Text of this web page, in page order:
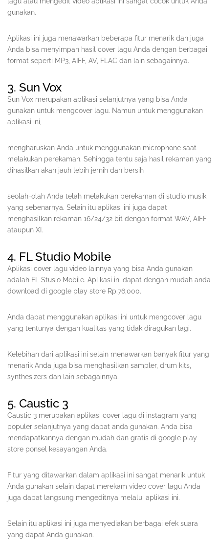
gunakan.
Aplikasi ini juga menawarkan beberapa fitur menarik dan juga
Anda bisa menyimpan hasil cover lagu Anda dengan berbagai
format seperti MP3, AIFF, AV, FLAC dan lain sebagainnya.
3. Sun Vox
Sun Vox merupakan aplikasi selanjutnya yang bisa Anda
gunakan untuk mengcover lagu. Namun untuk menggunakan
aplikasi ini,
mengharuskan Anda untuk menggunakan microphone saat
melakukan perekaman. Sehingga tentu saja hasil rekaman yang
dihasilkan akan jauh lebih jernih dan bersih
seolah-olah Anda telah melakukan perekaman di studio musik
yang sebenarnya. Selain itu aplikasi ini juga dapat
menghasilkan rekaman 16/24/32 bit dengan format WAV, AIFF
ataupun XI.
4. FL Studio Mobile
Aplikasi cover lagu video lainnya yang bisa Anda gunakan
adalah FL Stusio Mobile. Aplikasi ini dapat dengan mudah anda
download di google play store Rp.76,000.
Anda dapat menggunakan aplikasi ini untuk mengcover lagu
yang tentunya dengan kualitas yang tidak diragukan lagi.
Kelebihan dari aplikasi ini selain menawarkan banyak fitur yang
menarik Anda juga bisa menghasilkan sampler, drum kits,
synthesizers dan lain sebagainnya.
5. Caustic 3
Caustic 3 merupakan aplikasi cover lagu di instagram yang
populer selanjutnya yang dapat anda gunakan. Anda bisa
mendapatkannya dengan mudah dan gratis di google play
store ponsel kesayangan Anda.
Fitur yang ditawarkan dalam aplikasi ini sangat menarik untuk
Anda gunakan selain dapat merekam video cover lagu Anda
juga dapat langsung mengeditnya melalui aplikasi ini.
Selain itu aplikasi ini juga menyediakan berbagai efek suara
yang dapat Anda gunakan.